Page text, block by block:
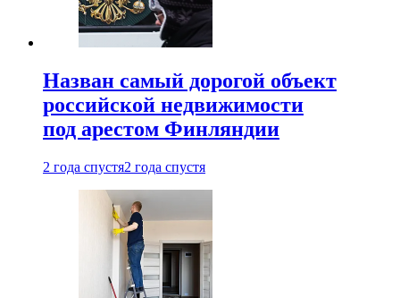
Назван самый дорогой объект
российской недвижимости
под арестом Финляндии
2 года спустя2 года спустя